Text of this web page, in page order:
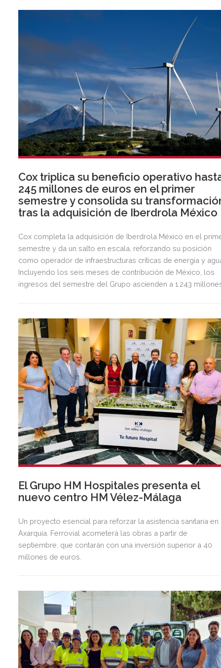
Cox triplica su beneficio operativo
245 millones de euros en el primer
semestre y consolida su
tras la adquisición de Iberdrola México
Cox completa la adquisición de Iberdrola México en el
semestre y da un salto en escala, reforzando su posición
como operador de infraestructuras críticas de energía y
Incluyendo los seis meses de contribución de México, los
ingresos del semestre del Grupo ascienden a 1.243
El Grupo HM Hospitales presenta el
nuevo centro HM Vélez-Málaga
Un proyecto esencial para reforzar la asistencia sanitaria en
Axarquía. Ferrovial acometerá las obras a partir de
septiembre, que contarán con una inversión superior a 40
millones de euros.